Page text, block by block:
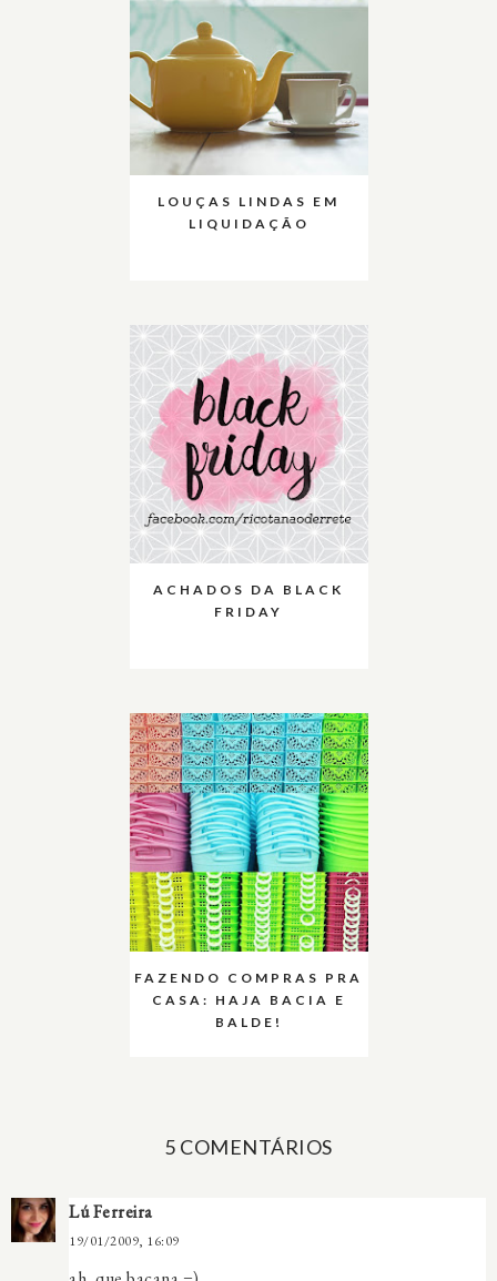
LOUÇAS LINDAS EM
LIQUIDAÇÃO
ACHADOS DA BLACK
FRIDAY
FAZENDO COMPRAS PRA
CASA: HAJA BACIA E
BALDE!
5 COMENTÁRIOS
Lú Ferreira
19/01/2009, 16:09